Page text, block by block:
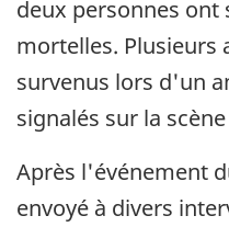
deux personnes ont
mortelles. Plusieurs
survenus lors d'un
signalés sur la
Après l'événement
envoyé à divers